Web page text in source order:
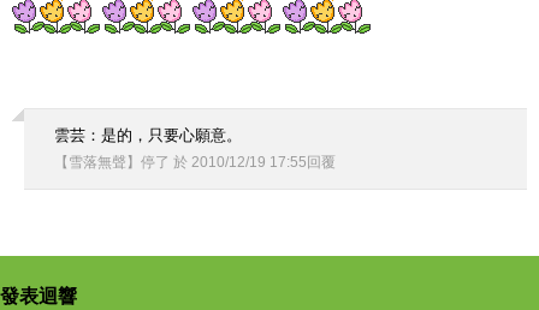
雲芸：是的，只要心願意。
【雪落無聲】停了 於 2010/12/19 17:55 回覆
發表迴響